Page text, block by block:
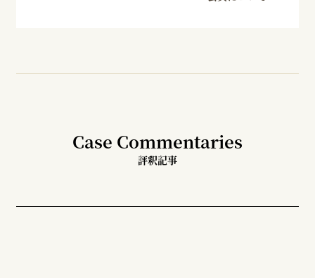
Case Commentaries
評釈記事